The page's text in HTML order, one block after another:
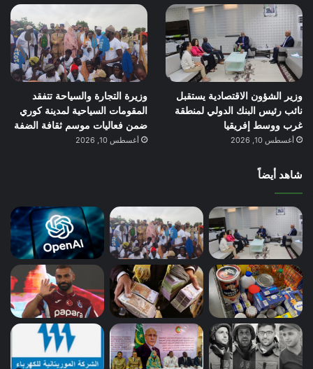
وزير الشؤون الاقتصادية يستقبل
نائب رئيس البنك الدولي لمنطقة
غرب ووسط إفريقيا
أغسطس 10, 2026
وزيرة التجارة والسياحة تتفقد
المقومات السياحية لمدينة كوري
ضمن فعاليات موسم ثقافة الضفة
أغسطس 10, 2026
شاهد أيضاً